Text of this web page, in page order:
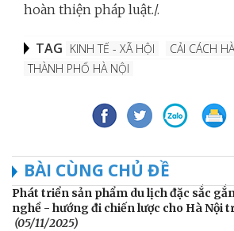
hoàn thiện pháp luật./.
TAG KINH TẾ - XÃ HỘI
CẢI CÁCH
THÀNH PHỐ HÀ NỘI
BÀI CÙNG CHỦ ĐỀ
Phát triển sản phẩm du lịch đặc sắc
nghề - hướng đi chiến lược cho Hà Nội
(05/11/2025)